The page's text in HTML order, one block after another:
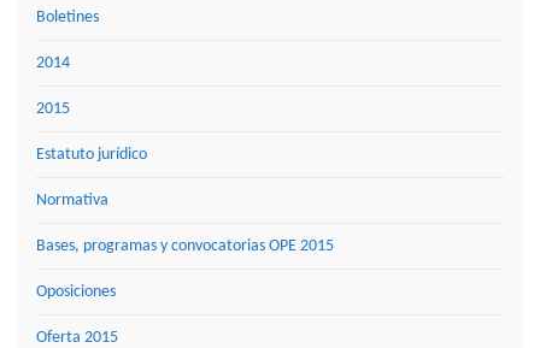
Boletines
2014
2015
Estatuto jurídico
Normativa
Bases, programas y convocatorias OPE 2015
Oposiciones
Oferta 2015